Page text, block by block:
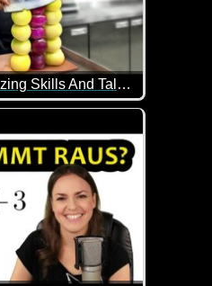
World's Most Amazing Skills And Talent...
alle besondere Fähigkeiten